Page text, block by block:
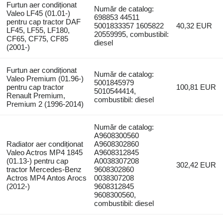
Furtun aer condiționat
Valeo LF45 (01.01-)
pentru cap tractor DAF
LF45, LF55, LF180,
CF65, CF75, CF85
(2001-)
Număr de catalog:
698853 44511
5001833357 1605822
20559995, combustibil:
diesel
40,32 EUR
Furtun aer condiționat
Valeo Premium (01.96-)
pentru cap tractor
Renault Premium,
Premium 2 (1996-2014)
Număr de catalog:
5001845979
5010544414,
combustibil: diesel
100,81 EUR
Radiator aer condiționat
Valeo Actros MP4 1845
(01.13-) pentru cap
tractor Mercedes-Benz
Actros MP4 Antos Arocs
(2012-)
Număr de catalog:
A9608300560
A9608302860
A9608312845
A0038307208
9608302860
0038307208
9608312845
9608300560,
combustibil: diesel
302,42 EUR